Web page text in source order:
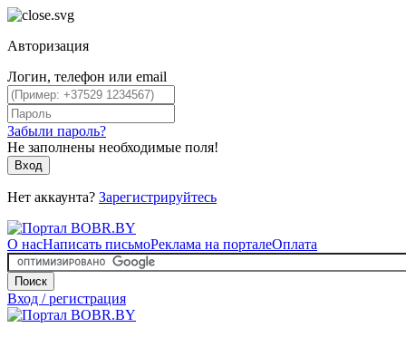
Авторизация
Логин, телефон или email
Забыли пароль?
Не заполнены необходимые поля!
Вход
Нет аккаунта? Зарегистрируйтесь
О насНаписать письмоРеклама на порталеОплата
Поиск
Вход / регистрация